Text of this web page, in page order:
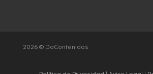
2026 © DaContenidos